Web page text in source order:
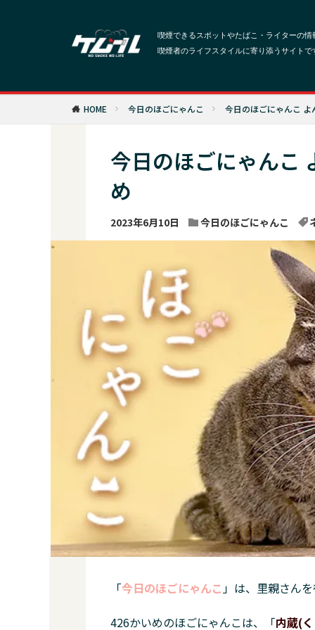
HOME 今日のほごにゃんこ 今日のほごにゃんこ
今日のほごにゃんこ
め
2023年6月10日 今日のほごにゃんこ
「今日のほごにゃんこ」は、里親さん
426かいめのほごにゃんこは、「内蔵(